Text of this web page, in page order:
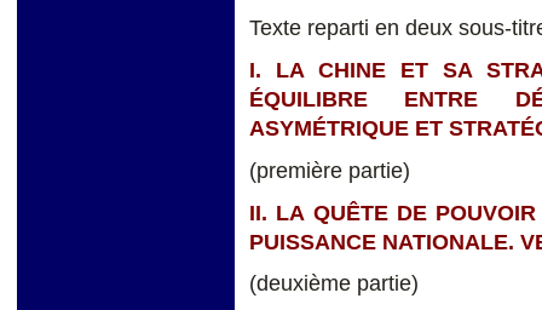
Texte reparti en deux sous-
I. LA CHINE ET SA
ÉQUILIBRE ENTRE
ASYMÉTRIQUE ET
(première partie)
II. LA QUÊTE DE
PUISSANCE NATIONALE.
(deuxième partie)